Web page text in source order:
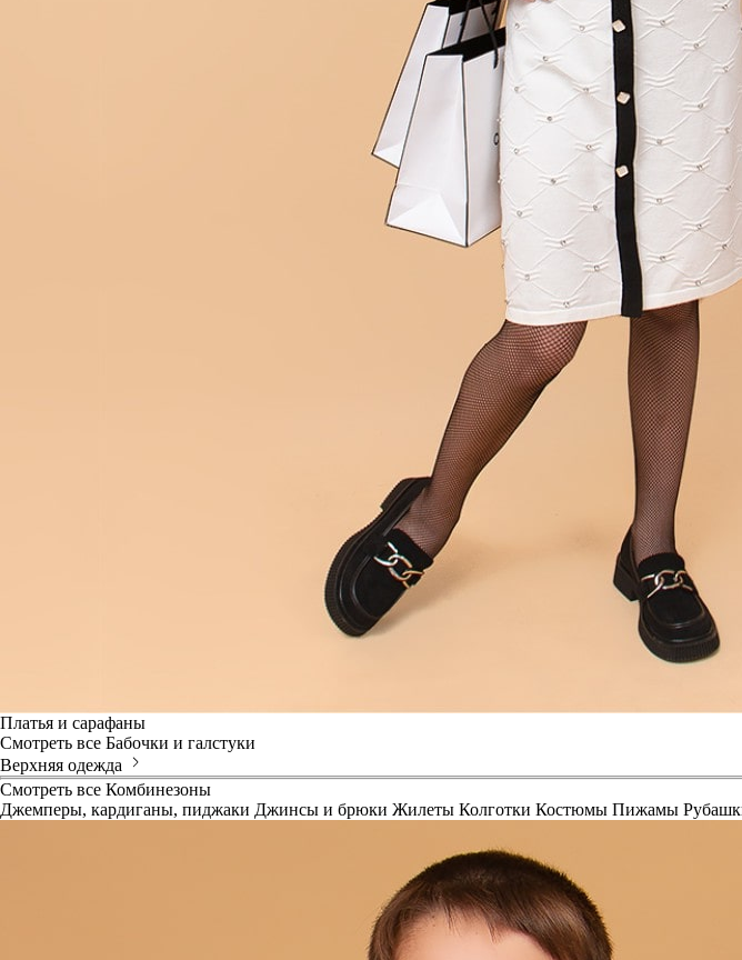
Платья и сарафаны
Смотреть все Бабочки и галстуки
Верхняя одежда
Смотреть все Комбинезоны
Джемперы, кардиганы, пиджаки Джинсы и брюки Жилеты Колготки Костюмы Пижамы